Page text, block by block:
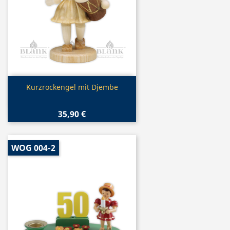
Vorschau
Kurzrockengel mit Djembe
35,90 €
WOG 004-2